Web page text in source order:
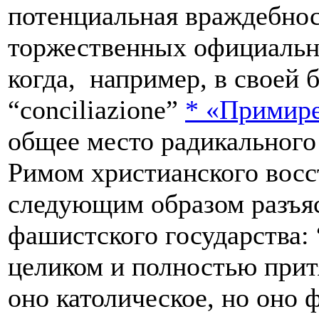
потенциальная
торжественных
когда, например, в своей
“conciliazione” *
общее место
Римом христианского
следующим образом
фашистского
целиком и полностью
оно католическое, но